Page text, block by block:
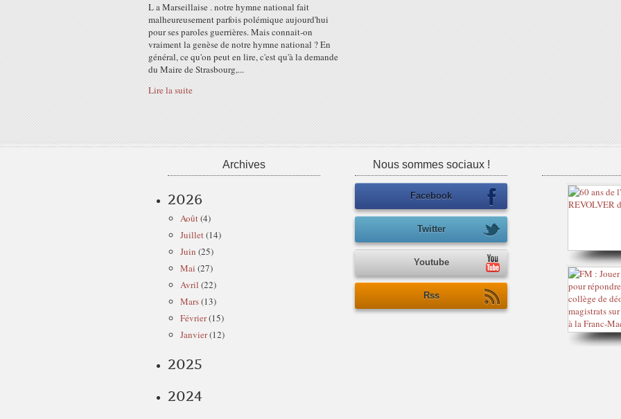
L a Marseillaise . notre hymne national fait
malheureusement parfois polémique aujourd'hui
pour ses paroles guerrières. Mais connait-on
vraiment la genèse de notre hymne national ? En
général, ce qu'on peut en lire, c'est qu'à la demande
du Maire de Strasbourg,...
Lire la suite
Archives
2026
Août(4)
Juillet(14)
Juin (25)
Mai (27)
Avril (22)
Mars(13)
Février(15)
Janvier(12)
2025
2024
Nous sommes sociaux !
Facebook
Twitter
Youtube
Rss